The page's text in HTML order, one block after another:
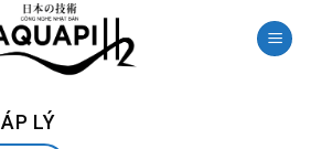
LÝ